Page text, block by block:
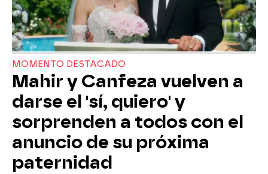
MOMENTO DESTACADO
Mahir y Canfeza vuelven a
darse el 'sí, quiero' y
sorprenden a todos con el
anuncio de su próxima
paternidad